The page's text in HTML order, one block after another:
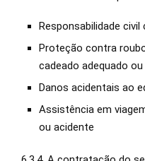
Responsabilidade
Proteção contra
cadeado adequado
Danos acidentais ao
Assistência em
ou acidente